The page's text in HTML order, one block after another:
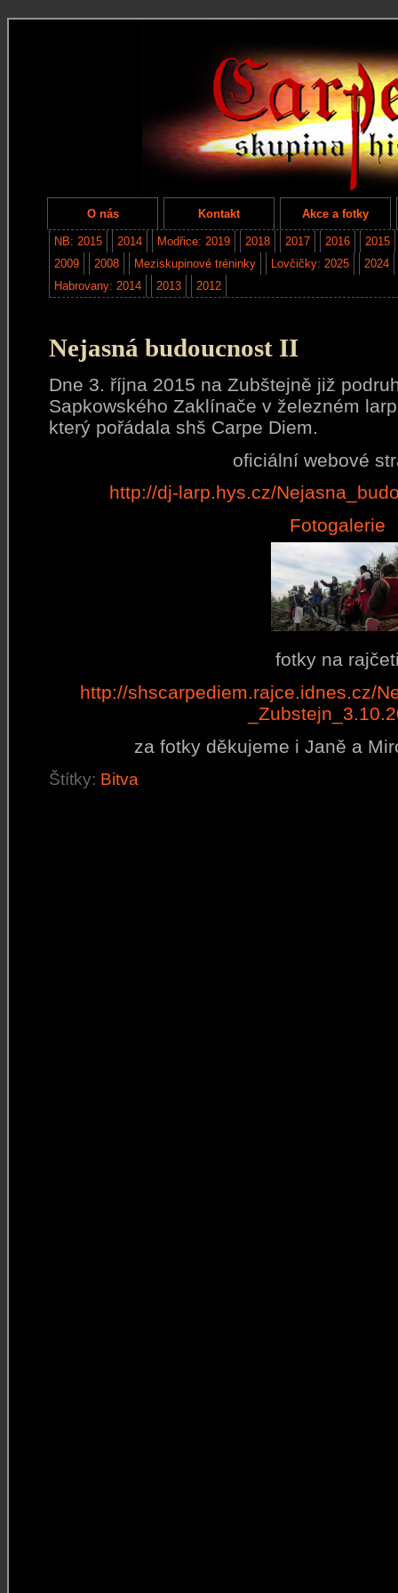
O nás Kontakt Akce a fotky
NB: 2015 2014 Modřice: 2019 2018 2017 2016
2015
2009
2008 Meziskupinové tréninky Lovčičky: 2025
2024
Habrovany: 2014
2013 2012
Nejasná budoucnost II
Dne 3. října 2015 na Zubštejně již
Sapkowského Zaklínače v železném
který pořádala shš Carpe Diem.
oficiální webové
http://dj-larp.hys.cz/
Fotogalerie
fotky na
http://shscarpediem.rajce.idnes.cz/
za fotky děkujeme i Janě a
Štítky: Bitva